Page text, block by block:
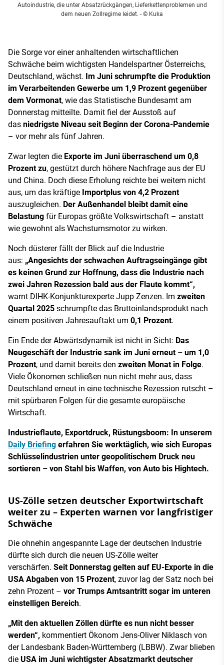
Autoindustrie, die unter Absatzrückgängen, Lieferkettenproblemen und
dem neuen Zollregime leidet. - © Kuka
Die Sorge vor einer anhaltenden wirtschaftlichen
Schwäche beim wichtigsten Handelspartner Österreichs,
Deutschland, wächst. Im Juni schrumpfte die Produktion
im Verarbeitenden Gewerbe um 1,9 Prozent gegenüber
dem Vormonat, wie das Statistische Bundesamt am
Donnerstag mitteilte. Damit fiel der Ausstoß auf
das niedrigste Niveau seit Beginn der Corona-Pandemie
– vor mehr als fünf Jahren.
Zwar legten die Exporte im Juni überraschend um 0,8
Prozent zu, gestützt durch höhere Nachfrage aus der EU
und China. Doch diese Erholung reichte bei weitem nicht
aus, um das kräftige Importplus von 4,2 Prozent
auszugleichen. Der Außenhandel bleibt damit eine
Belastung für Europas größte Volkswirtschaft – anstatt
wie gewohnt als Wachstumsmotor zu wirken.
Noch düsterer fällt der Blick auf die Industrie
aus: „Angesichts der schwachen Auftragseingänge gibt
es keinen Grund zur Hoffnung, dass die Industrie nach
zwei Jahren Rezession bald aus der Flaute kommt“,
warnt DIHK-Konjunkturexperte Jupp Zenzen. Im zweiten
Quartal 2025 schrumpfte das Bruttoinlandsprodukt nach
einem positiven Jahresauftakt um 0,1 Prozent.
Ein Ende der Abwärtsdynamik ist nicht in Sicht: Das
Neugeschäft der Industrie sank im Juni erneut – um 1,0
Prozent, und damit bereits den zweiten Monat in Folge.
Viele Ökonomen schließen nun nicht mehr aus, dass
Deutschland erneut in eine technische Rezession rutscht –
mit spürbaren Folgen für die gesamte europäische
Wirtschaft.
Industrieflaute, Exportdruck, Rüstungsboom: In unserem
Daily Briefing erfahren Sie werktäglich, wie sich Europas
Schlüsselindustrien unter geopolitischem Druck neu
sortieren – von Stahl bis Waffen, von Auto bis Hightech.
US-Zölle setzen deutscher Exportwirtschaft
weiter zu – Experten warnen vor langfristiger
Schwäche
Die ohnehin angespannte Lage der deutschen Industrie
dürfte sich durch die neuen US-Zölle weiter
verschärfen. Seit Donnerstag gelten auf EU-Exporte in die
USA Abgaben von 15 Prozent, zuvor lag der Satz noch bei
zehn Prozent – vor Trumps Amtsantritt sogar im unteren
einstelligen Bereich.
„Mit den aktuellen Zöllen dürfte es nun nicht besser
werden“, kommentiert Ökonom Jens-Oliver Niklasch von
der Landesbank Baden-Württemberg (LBBW). Zwar blieben
die USA im Juni wichtigster Absatzmarkt deutscher